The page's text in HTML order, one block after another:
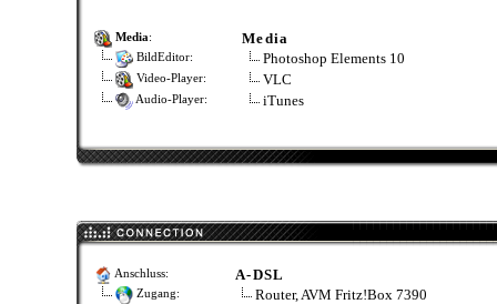
Media: Media
BildEditor: Photoshop Elements 10
Video-Player: VLC
Audio-Player: iTunes
Anschluss: A-DSL
Zugang: Router, AVM Fritz!Box 7390